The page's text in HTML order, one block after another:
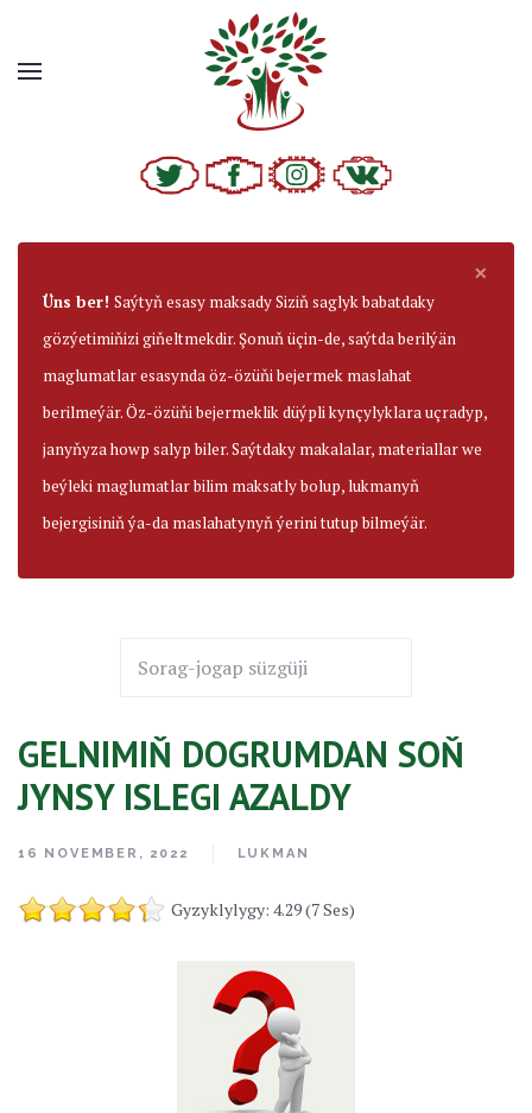
×
Üns ber! Saýtyň esasy maksady Siziň saglyk babatdaky
gözýetimiňizi giňeltmekdir. Şonuň üçin-de, saýtda berilýän
maglumatlar esasynda öz-özüňi bejermek maslahat
berilmeýär. Öz-özüňi bejermeklik düýpli kynçylyklara uçradyp,
janyňyza howp salyp biler. Saýtdaky makalalar, materiallar we
beýleki maglumatlar bilim maksatly bolup, lukmanyň
bejergisiniň ýa-da maslahatynyň ýerini tutup bilmeýär.
GELNIMIŇ DOGRUMDAN SOŇ
JYNSY ISLEGI AZALDY
16 NOVEMBER, 2022 LUKMAN
Gyzyklylygy: 4.29 (7 Ses)